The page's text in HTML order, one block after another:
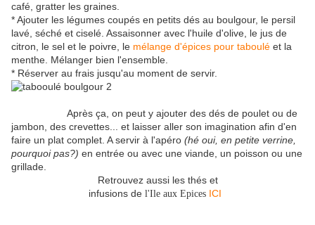
café, gratter les graines.
* Ajouter les légumes coupés en petits dés au boulgour, le persil
lavé, séché et ciselé. Assaisonner avec l'huile d'olive, le jus de
citron, le sel et le poivre, le mélange d'épices pour taboulé et la
menthe. Mélanger bien l'ensemble.
* Réserver au frais jusqu'au moment de servir.
Après ça, on peut y ajouter des dés de poulet ou de
jambon, des crevettes... et laisser aller son imagination afin d'en
faire un plat complet. A servir à l'apéro (hé oui, en petite verrine,
pourquoi pas?) en entrée ou avec une viande, un poisson ou une
grillade.
Retrouvez aussi les thés et
infusions de l'Ile aux Epices ICI